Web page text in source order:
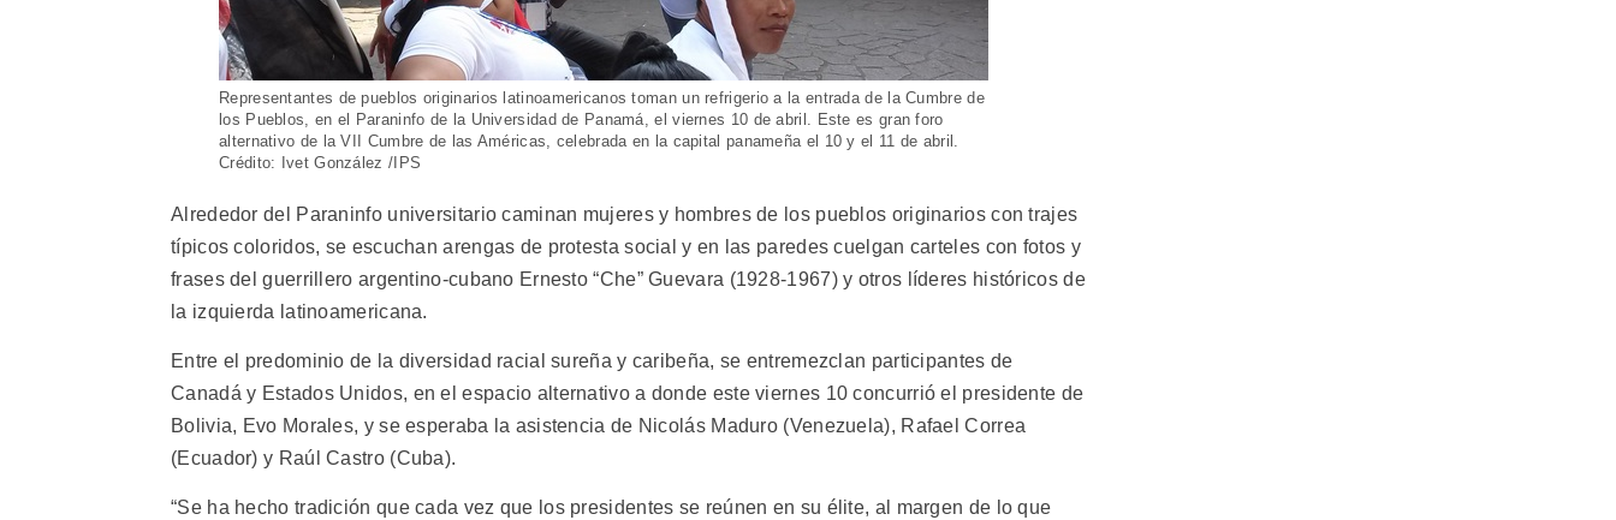
Representantes de pueblos originarios latinoamericanos toman un refrigerio a la entrada de la Cumbre de
los Pueblos, en el Paraninfo de la Universidad de Panamá, el viernes 10 de abril. Este es gran foro
alternativo de la VII Cumbre de las Américas, celebrada en la capital panameña el 10 y el 11 de abril.
Crédito: Ivet González /IPS
Alrededor del Paraninfo universitario caminan mujeres y hombres de los pueblos originarios con trajes
típicos coloridos, se escuchan arengas de protesta social y en las paredes cuelgan carteles con fotos y
frases del guerrillero argentino-cubano Ernesto “Che” Guevara (1928-1967) y otros líderes históricos de
la izquierda latinoamericana.
Entre el predominio de la diversidad racial sureña y caribeña, se entremezclan participantes de
Canadá y Estados Unidos, en el espacio alternativo a donde este viernes 10 concurrió el presidente de
Bolivia, Evo Morales, y se esperaba la asistencia de Nicolás Maduro (Venezuela), Rafael Correa
(Ecuador) y Raúl Castro (Cuba).
“Se ha hecho tradición que cada vez que los presidentes se reúnen en su élite, al margen de lo que